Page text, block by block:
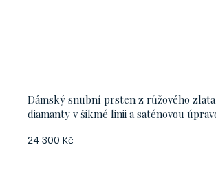
Dámský snubní prsten z růžového
diamanty v šikmé linii a saténovou
24 300 Kč